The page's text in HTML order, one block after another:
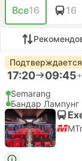
Все16 16
17:20 09:45
Semarang
Бандар Лампунг